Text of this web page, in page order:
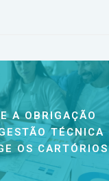
A OBRIGAÇÃO
TÉCNICA
OS CARTÓRIOS